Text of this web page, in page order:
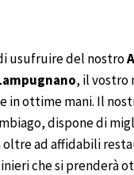
usufruire del nostro
, il vostro
in ottime mani. Il
dispone di
ad affidabili
che si prenderà